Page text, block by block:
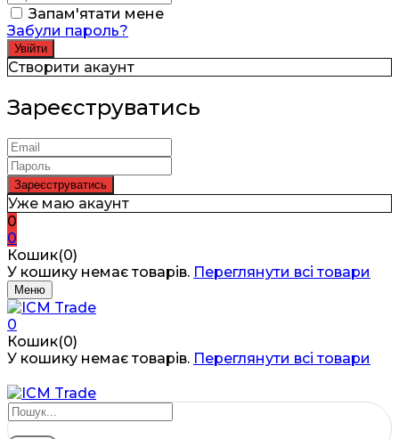
Запам'ятати мене
Забули пароль?
Створити акаунт
Зареєструватись
Уже маю акаунт
0
0
Кошик(0)
У кошику немає товарів. Переглянути всі товари
Меню
0
Кошик(0)
У кошику немає товарів. Переглянути всі товари